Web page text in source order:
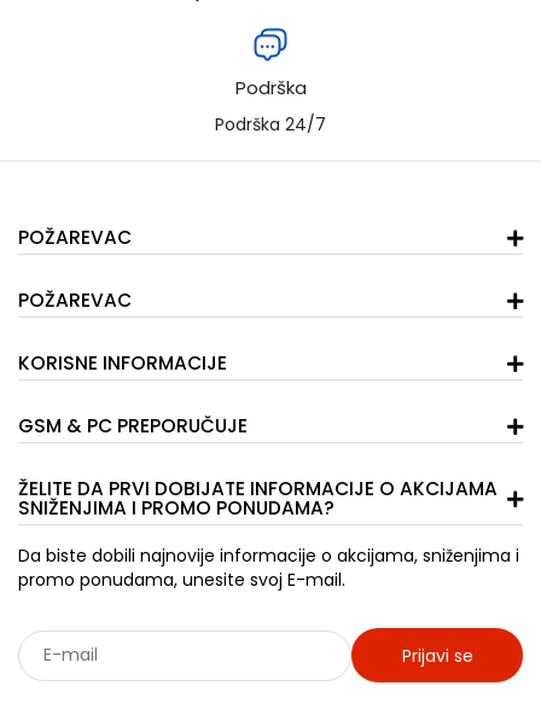
Podrška
Podrška 24/7
POŽAREVAC
POŽAREVAC
KORISNE INFORMACIJE
GSM & PC PREPORUČUJE
ŽELITE DA PRVI DOBIJATE INFORMACIJE O AKCIJAMA
SNIŽENJIMA I PROMO PONUDAMA?
Da biste dobili najnovije informacije o akcijama, sniženjima i
promo ponudama, unesite svoj E-mail.
Prijavi se